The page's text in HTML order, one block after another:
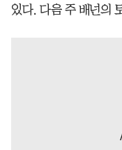
있다. 다음 주 배넌의